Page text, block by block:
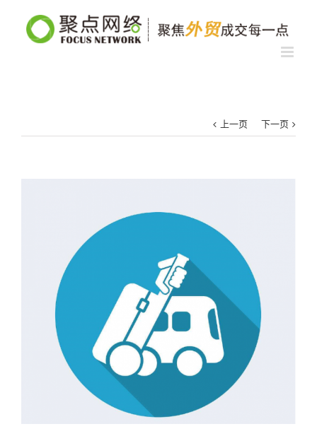
上一页 下一页